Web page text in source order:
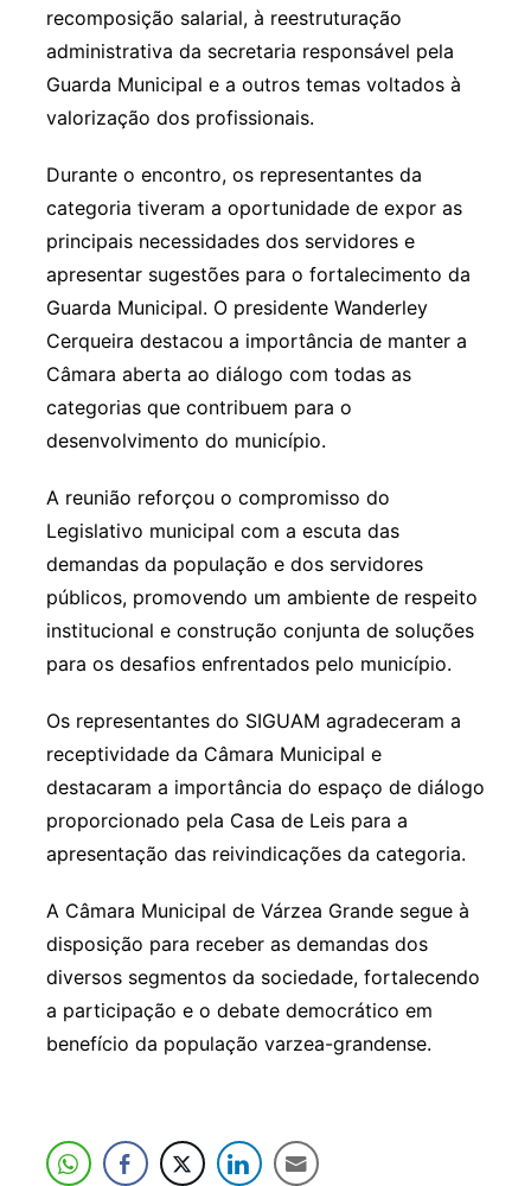
recomposição salarial, à reestruturação
administrativa da secretaria responsável pela
Guarda Municipal e a outros temas voltados à
valorização dos profissionais.
Durante o encontro, os representantes da
categoria tiveram a oportunidade de expor as
principais necessidades dos servidores e
apresentar sugestões para o fortalecimento da
Guarda Municipal. O presidente Wanderley
Cerqueira destacou a importância de manter a
Câmara aberta ao diálogo com todas as
categorias que contribuem para o
desenvolvimento do município.
A reunião reforçou o compromisso do
Legislativo municipal com a escuta das
demandas da população e dos servidores
públicos, promovendo um ambiente de respeito
institucional e construção conjunta de soluções
para os desafios enfrentados pelo município.
Os representantes do SIGUAM agradeceram a
receptividade da Câmara Municipal e
destacaram a importância do espaço de diálogo
proporcionado pela Casa de Leis para a
apresentação das reivindicações da categoria.
A Câmara Municipal de Várzea Grande segue à
disposição para receber as demandas dos
diversos segmentos da sociedade, fortalecendo
a participação e o debate democrático em
benefício da população varzea-grandense.